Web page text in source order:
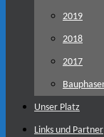
2019
2018
2017
Unser Platz
Links und Partner